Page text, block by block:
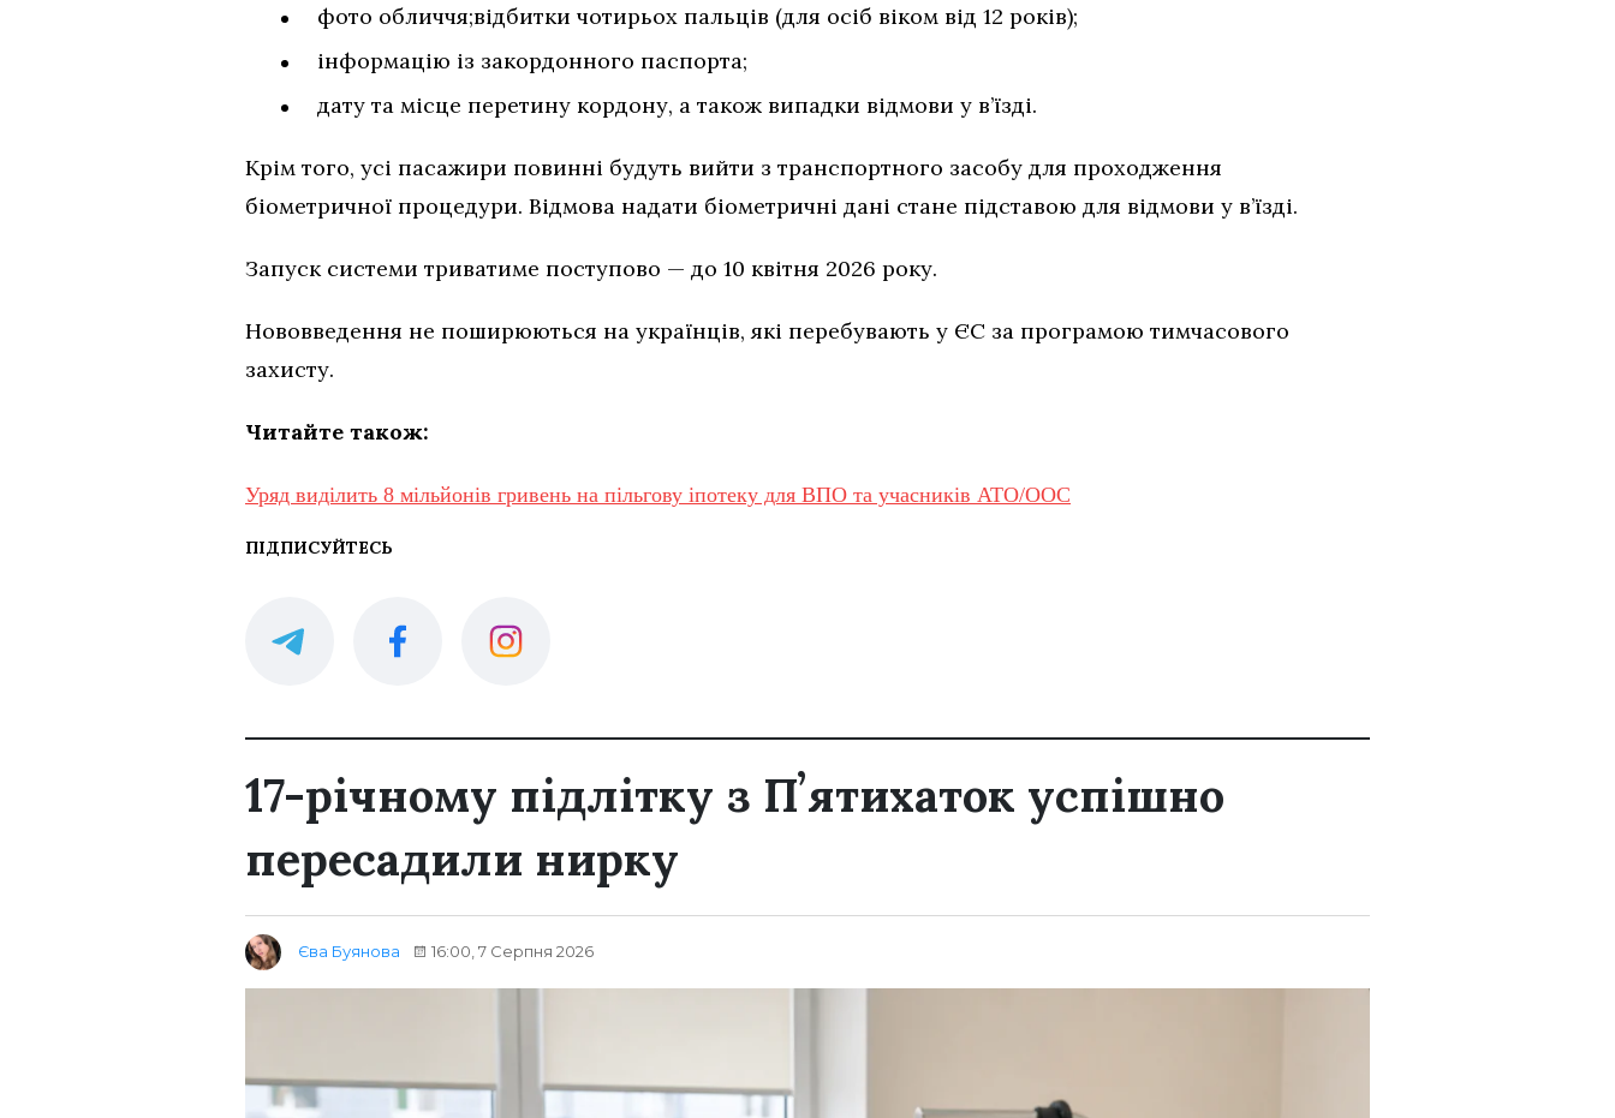
фото обличчя;відбитки чотирьох пальців (для осіб віком від 12 років);
інформацію із закордонного паспорта;
дату та місце перетину кордону, а також випадки відмови у в’їзді.
Крім того, усі пасажири повинні будуть вийти з транспортного засобу для проходження
біометричної процедури. Відмова надати біометричні дані стане підставою для відмови у в’їзді.
Запуск системи триватиме поступово — до 10 квітня 2026 року.
Нововведення не поширюються на українців, які перебувають у ЄС за програмою тимчасового
захисту.
Читайте також:
Уряд виділить 8 мільйонів гривень на пільгову іпотеку для ВПО та учасників АТО/ООС
ПІДПИСУЙТЕСЬ
17-річному підлітку з Пʼятихаток успішно
пересадили нирку
Єва Буянова 16:00, 7 Серпня 2026